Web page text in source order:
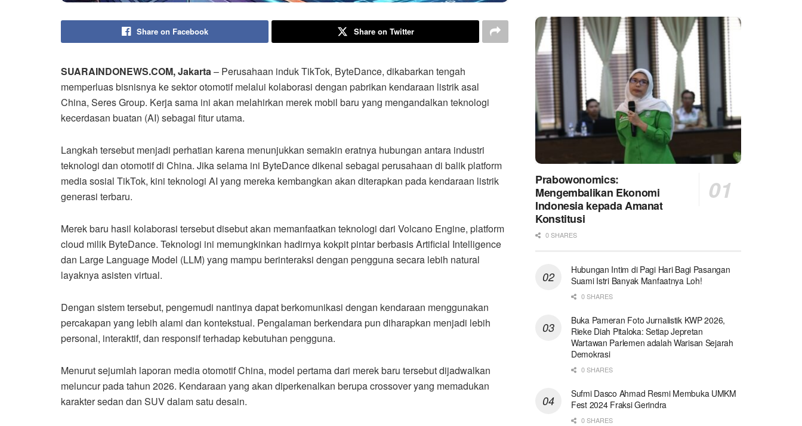
Share on Facebook Share on Twitter
SUARAINDONEWS.COM, Jakarta– Perusahaan induk TikTok, ByteDance, dikabarkan tengah
memperluas bisnisnya ke sektor otomotif melalui kolaborasi dengan pabrikan kendaraan listrik asal
China, Seres Group. Kerja sama ini akan melahirkan merek mobil baru yang mengandalkan teknologi
kecerdasan buatan (AI) sebagai fitur utama.
Langkah tersebut menjadi perhatian karena menunjukkan semakin eratnya hubungan antara industri
teknologi dan otomotif di China. Jika selama ini ByteDance dikenal sebagai perusahaan di balik platform
media sosial TikTok, kini teknologi AI yang mereka kembangkan akan diterapkan pada kendaraan listrik
generasi terbaru.
Merek baru hasil kolaborasi tersebut disebut akan memanfaatkan teknologi dari Volcano Engine, platform
cloud milik ByteDance. Teknologi ini memungkinkan hadirnya kokpit pintar berbasis Artificial Intelligence
dan Large Language Model (LLM) yang mampu berinteraksi dengan pengguna secara lebih natural
layaknya asisten virtual.
Dengan sistem tersebut, pengemudi nantinya dapat berkomunikasi dengan kendaraan menggunakan
percakapan yang lebih alami dan kontekstual. Pengalaman berkendara pun diharapkan menjadi lebih
personal, interaktif, dan responsif terhadap kebutuhan pengguna.
Menurut sejumlah laporan media otomotif China, model pertama dari merek baru tersebut dijadwalkan
meluncur pada tahun 2026. Kendaraan yang akan diperkenalkan berupa crossover yang memadukan
karakter sedan dan SUV dalam satu desain.
Prabowonomics:
Mengembalikan Ekonomi
Indonesia kepada Amanat
Konstitusi
0 SHARES
Hubungan Intim di Pagi Hari Bagi Pasangan
Suami Istri Banyak Manfaatnya Loh!
0 SHARES
Buka Pameran Foto Jurnalistik KWP 2026,
Rieke Diah Pitaloka: Setiap Jepretan
Wartawan Parlemen adalah Warisan Sejarah
Demokrasi
0 SHARES
Sufmi Dasco Ahmad Resmi Membuka UMKM
Fest 2024 Fraksi Gerindra
0 SHARES